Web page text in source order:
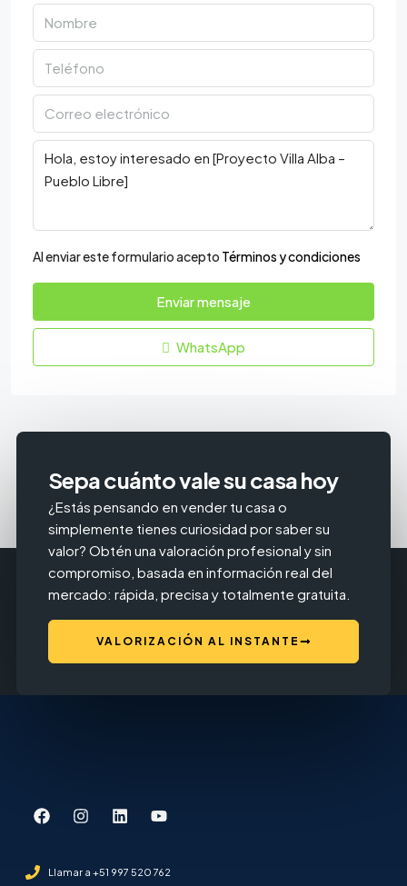
Al enviar este formulario acepto Términos y condiciones
Enviar mensaje
WhatsApp
Sepa cuánto vale su casa hoy
¿Estás pensando en vender tu casa o
simplemente tienes curiosidad por saber su
valor? Obtén una valoración profesional y sin
compromiso, basada en información real del
mercado: rápida, precisa y totalmente gratuita.
VALORIZACIÓN AL INSTANTE
Llamar a +51 997 520 762